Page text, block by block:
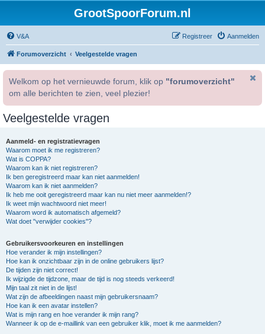
GrootSpoorForum.nl
V&A Aanmelden
Registreer
Forumoverzicht Veelgestelde vragen
Welkom op het vernieuwde forum, klik op "forumoverzicht"
om alle berichten te zien, veel plezier!
Veelgestelde vragen
Aanmeld- en registratievragen
Waarom moet ik me registreren?
Wat is COPPA?
Waarom kan ik niet registreren?
Ik ben geregistreerd maar kan niet aanmelden!
Waarom kan ik niet aanmelden?
Ik heb me ooit geregistreerd maar kan nu niet meer aanmelden!?
Ik weet mijn wachtwoord niet meer!
Waarom word ik automatisch afgemeld?
Wat doet "verwijder cookies"?
Gebruikersvoorkeuren en instellingen
Hoe verander ik mijn instellingen?
Hoe kan ik onzichtbaar zijn in de online gebruikers lijst?
De tijden zijn niet correct!
Ik wijzigde de tijdzone, maar de tijd is nog steeds verkeerd!
Mijn taal zit niet in de lijst!
Wat zijn de afbeeldingen naast mijn gebruikersnaam?
Hoe kan ik een avatar instellen?
Wat is mijn rang en hoe verander ik mijn rang?
Wanneer ik op de e-maillink van een gebruiker klik, moet ik me aanmelden?